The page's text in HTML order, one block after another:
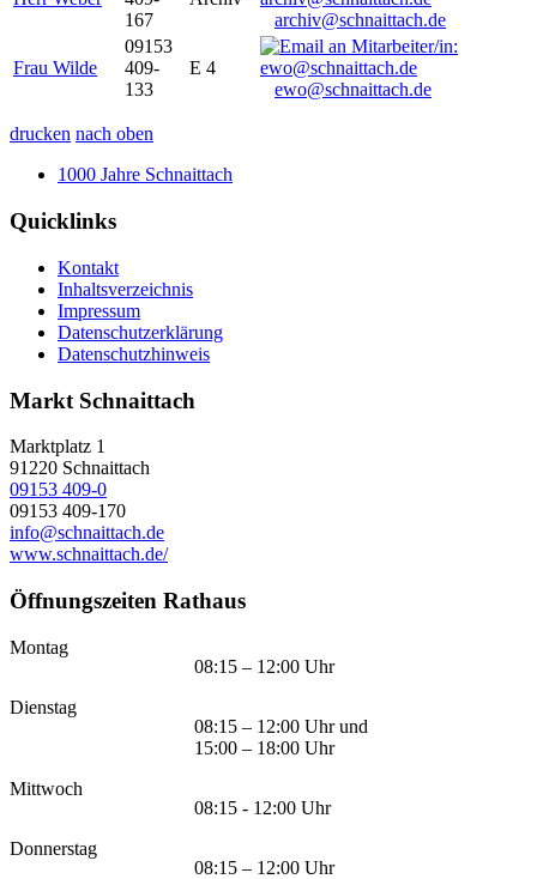
167
archiv@schnaittach.de
Frau Wilde
09153
409-
133
E 4
ewo@schnaittach.de
drucken nach oben
1000 Jahre Schnaittach
Quicklinks
Kontakt
Inhaltsverzeichnis
Impressum
Datenschutzerklärung
Datenschutzhinweis
Markt Schnaittach
Marktplatz 1
91220 Schnaittach
09153 409-0
09153 409-170
info@schnaittach.de
www.schnaittach.de/
Öffnungszeiten Rathaus
Montag
08:15 – 12:00 Uhr
Dienstag
08:15 – 12:00 Uhr und
15:00 – 18:00 Uhr
Mittwoch
08:15 - 12:00 Uhr
Donnerstag
08:15 – 12:00 Uhr